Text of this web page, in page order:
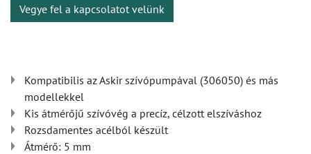
Vegye fel a kapcsolatot velünk
Kompatibilis az Askir szívópumpával (306050) és más
modellekkel
Kis átmérőjű szívóvég a precíz, célzott elszíváshoz
Rozsdamentes acélból készült
Átmérő: 5 mm